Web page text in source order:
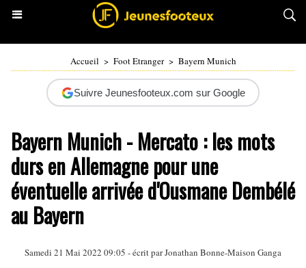
Accueil > Foot Etranger > Bayern Munich
Suivre Jeunesfooteux.com sur Google
Bayern Munich - Mercato : les mots
durs en Allemagne pour une
éventuelle arrivée d'Ousmane Dembélé
au Bayern
Samedi 21 Mai 2022 09:05 - écrit parJonathan Bonne-Maison Ganga